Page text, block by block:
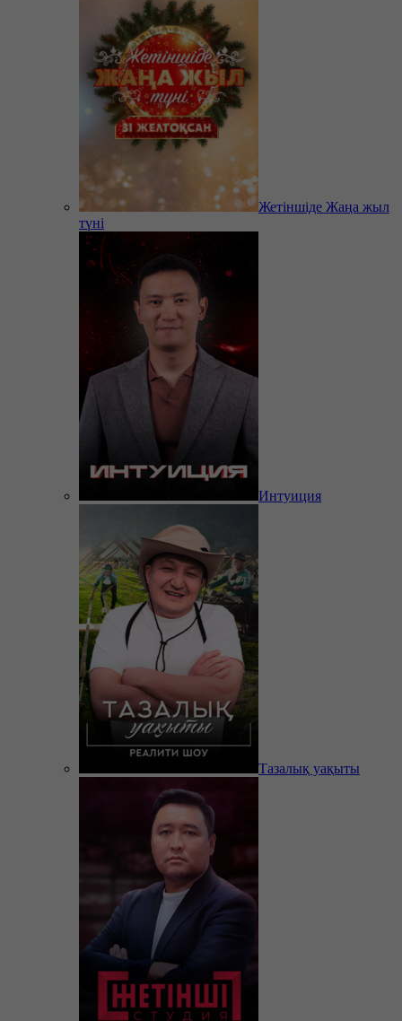
Жетіншіде Жаңа жыл
түні
Интуиция
Тазалық уақыты